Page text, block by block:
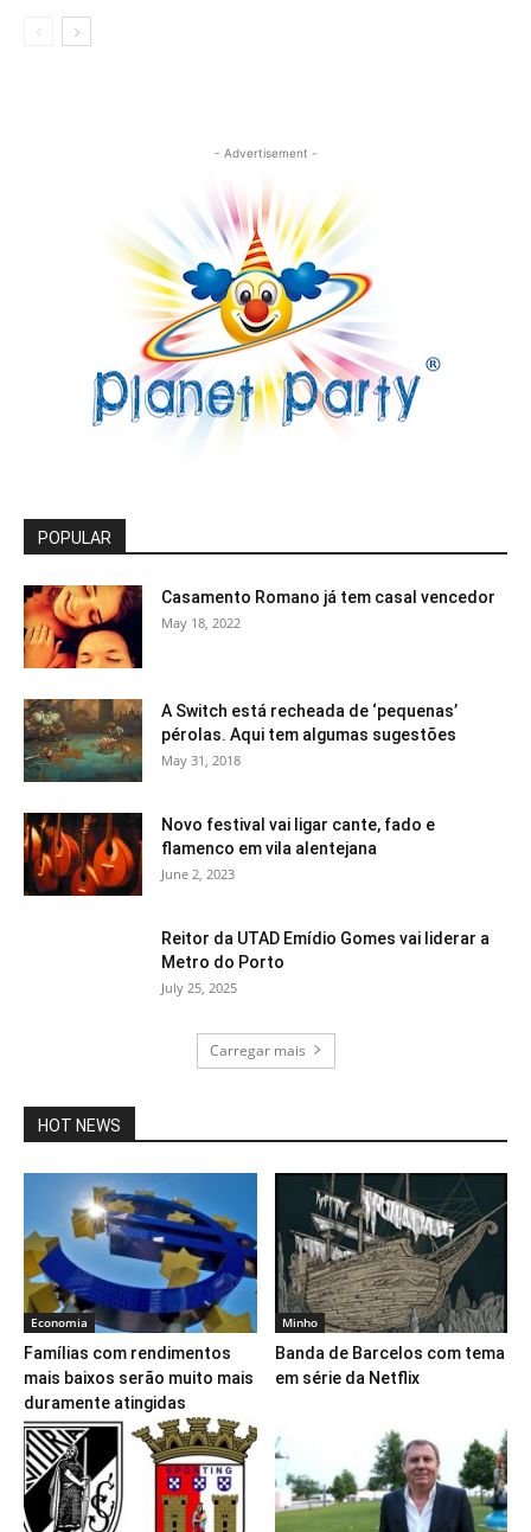
- Advertisement -
POPULAR
Casamento Romano já tem casal vencedor
May 18, 2022
A Switch está recheada de ‘pequenas’
pérolas. Aqui tem algumas sugestões
May 31, 2018
Novo festival vai ligar cante, fado e
flamenco em vila alentejana
June 2, 2023
Reitor da UTAD Emídio Gomes vai liderar a
Metro do Porto
July 25, 2025
Carregar mais
HOT NEWS
Economia
Famílias com rendimentos
mais baixos serão muito mais
duramente atingidas
Minho
Banda de Barcelos com tema
em série da Netflix